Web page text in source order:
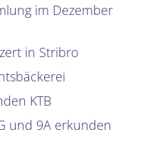
im Dezember
in Stribro
KTB
und 9A erkunden